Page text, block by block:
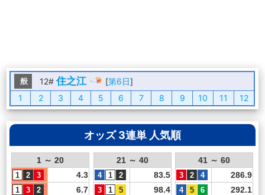
般 12#住之江 [第6日]
1
2 3 4 5 6 7 8 9 10 11 12
オッズ 3連単 人気順
1 ～ 20
4.3
6.7
21 ～ 40
83.5
98.4
41 ～ 60
286.9
292.1